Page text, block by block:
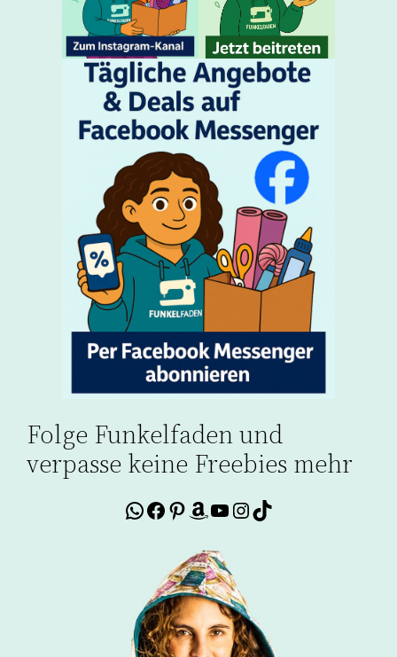
Folge Funkelfaden und
verpasse keine Freebies mehr
WhatsApp
Facebook
Pinterest
Amazon
YouTube
Instagram
TikTok